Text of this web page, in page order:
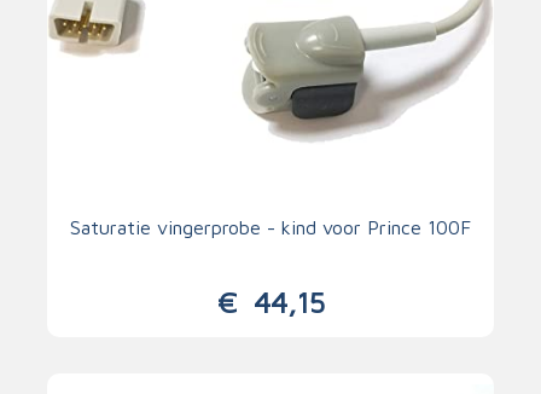
Saturatie vingerprobe - kind voor Prince 100F
€44,15